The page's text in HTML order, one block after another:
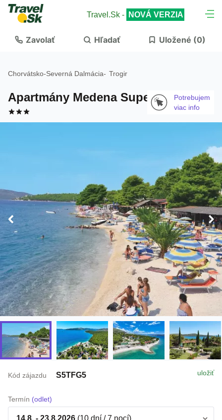
Travel.Sk - NOVÁ VERZIA
Zavolať Hľadať Uložené (0)
Chorvátsko-Severná Dalmácia- Trogir
Apartmány Medena Superior
Potrebujem
viac info
uložiť
Kód zájazdu S5TFG5
Termín(odlet)
14.8. - 23.8.2026